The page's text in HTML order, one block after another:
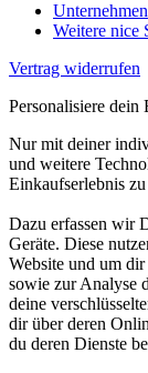
Unternehmen
Weitere nice
Vertrag widerrufen
Personalisiere dein
Nur mit deiner
und weitere
Einkaufserlebnis
Dazu erfassen wir
Geräte. Diese
Website und um
sowie zur Analyse
deine
dir über deren
du deren Dienste